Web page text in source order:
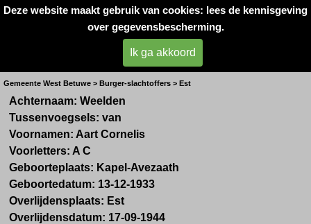
Deze website maakt gebruik van cookies: lees de kennisgeving
over gegevensbescherming.
Ik ga akkoord
Oorlogsslachtoffers
West- Betuwe
Gemeente West Betuwe > Burger-slachtoffers > Est
Achternaam: Weelden
Tussenvoegsels: van
Voornamen: Aart Cornelis
Voorletters: A C
Geboorteplaats: Kapel-Avezaath
Geboortedatum: 13-12-1933
Overlijdensplaats: Est
Overlijdensdatum: 17-09-1944